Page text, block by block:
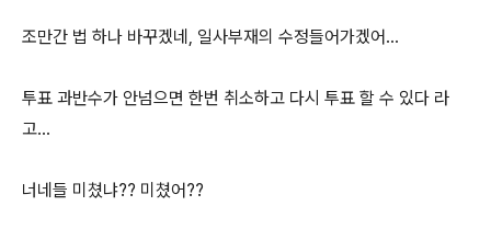
조만간 법 하나 바꾸겠네, 일사부재의 수정들어가겠어...
투표 과반수가 안넘으면 한번 취소하고 다시 투표 할 수 있다 라
고...
너네들 미쳤냐?? 미쳤어??